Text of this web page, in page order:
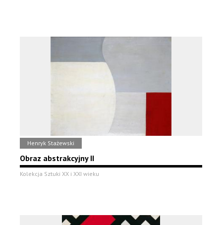
Henryk Stażewski
Obraz abstrakcyjny II
Kolekcja Sztuki XX i XXI wieku